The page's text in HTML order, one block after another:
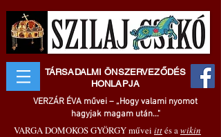
TÁRSADALMI ÖNSZERVEZŐDÉS
HONLAPJA
VERZÁR ÉVA művei – „Hogy valami nyomot
hagyjak magam után..."
VARGA DOMOKOS GYÖRGY művei ittés awikin